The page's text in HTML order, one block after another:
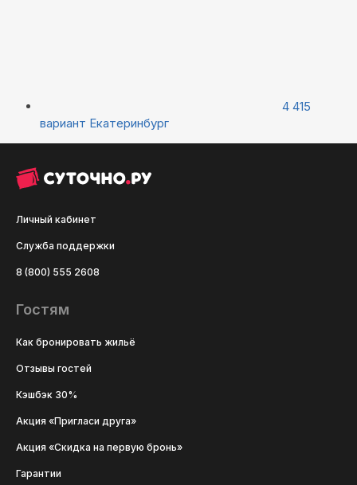
4 415
вариант Екатеринбург
Личный кабинет
Служба поддержки
8 (800) 555 2608
Гостям
Как бронировать жильё
Отзывы гостей
Кэшбэк 30%
Акция «Пригласи друга»
Акция «Скидка на первую бронь»
Гарантии